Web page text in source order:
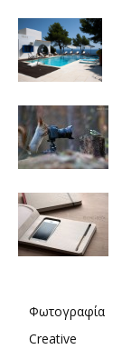
Φωτογραφία
Creative